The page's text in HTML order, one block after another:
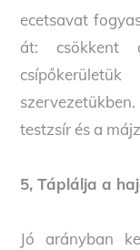
ecetsavat
át: csökkent
testzsír és a
5, Táplálja a
Jó arányban